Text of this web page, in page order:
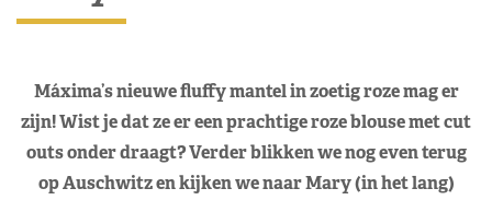
Máxima’s nieuwe fluffy mantel in zoetig roze mag er
zijn! Wist je dat ze er een prachtige roze blouse met cut
outs onder draagt? Verder blikken we nog even terug
op Auschwitz en kijken we naar Mary (in het lang)